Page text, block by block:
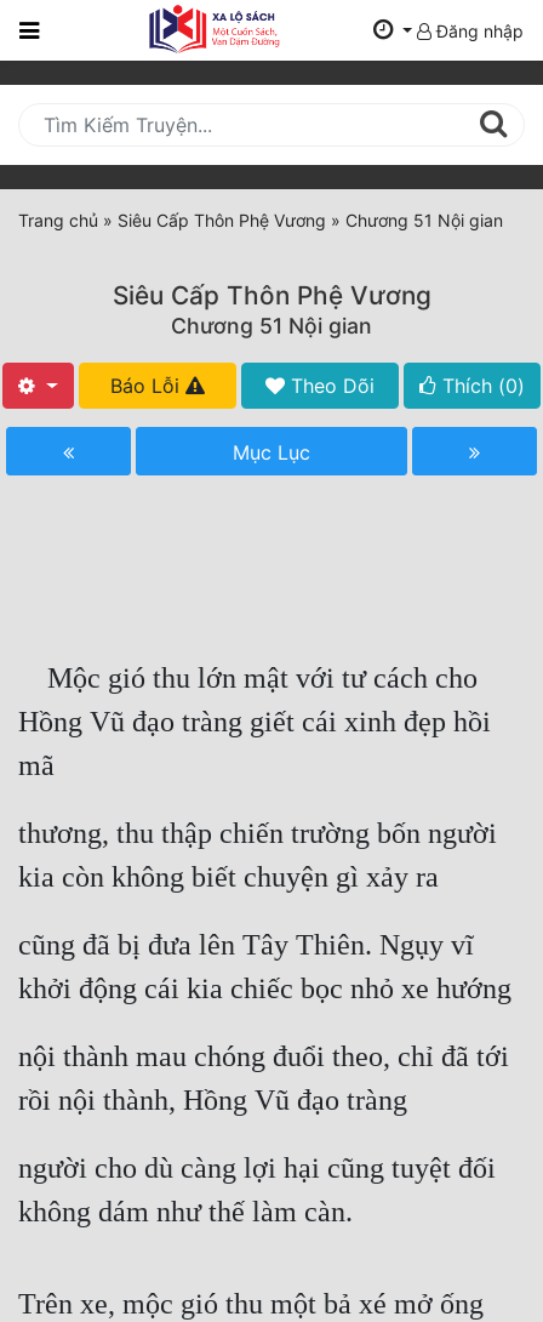
Trang
Mới
Cập
Nhật
(current)
Tất Cả
Truyện Convert
Truyện Dịch
Truyện Nhập Môn
Truyện ngắn
Xa Lộ Dịch
Cung Đấu
Cổ Tiên Hiệp
Cổ Đại
Dã Sử
Dị Năng
Đăng nhập
Trang chủ » Siêu Cấp Thôn Phệ Vương » Chương 51 Nội gian
Siêu Cấp Thôn Phệ Vương
Chương 51 Nội gian
Báo Lỗi Theo Dõi Thích (0)
Mục Lục
Hồng Vũ đạo tràng giết cái xinh đẹp hồi
mã
thương, thu thập chiến trường bốn người
kia còn không biết chuyện gì xảy ra
cũng đã bị đưa lên Tây Thiên. Ngụy vĩ
khởi động cái kia chiếc bọc nhỏ xe hướng
nội thành mau chóng đuổi theo, chỉ đã tới
rồi nội thành, Hồng Vũ đạo tràng
người cho dù càng lợi hại cũng tuyệt đối
không dám như thế làm càn.
Trên xe, mộc gió thu một bả xé mở ống